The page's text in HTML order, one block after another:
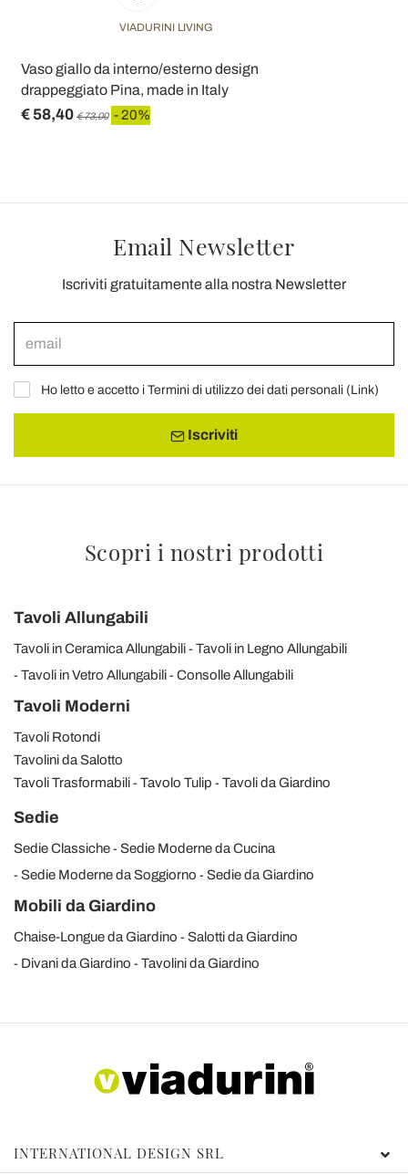
VIADURINI LIVING
Vaso giallo da interno/esterno design
drappeggiato Pina, made in Italy
€ 58,40 € 73,00 - 20%
Email Newsletter
Iscriviti gratuitamente alla nostra Newsletter
Ho letto e accetto i Termini di utilizzo dei dati personali (Link)
Iscriviti
Scopri i nostri prodotti
Tavoli Allungabili
Tavoli in Ceramica Allungabili
Tavoli in Legno Allungabili
Tavoli in Vetro Allungabili
Consolle Allungabili
Tavoli Moderni
Tavoli Rotondi
Tavolini da Salotto
Tavoli Trasformabili
Tavolo Tulip Tavoli da Giardino
Sedie
Sedie Classiche
Sedie Moderne da Cucina
Sedie Moderne da Soggiorno
Sedie da Giardino
Mobili da Giardino
Chaise-Longue da Giardino
Salotti da Giardino
Divani da Giardino
Tavolini da Giardino
INTERNATIONAL DESIGN SRL